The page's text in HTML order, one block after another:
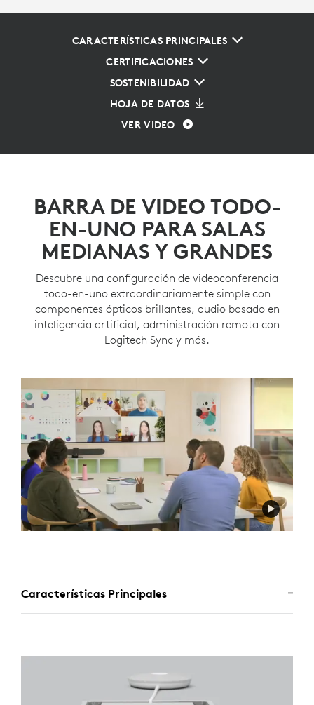
CARACTERÍSTICAS PRINCIPALES
CERTIFICACIONES
SOSTENIBILIDAD
HOJA DE DATOS
VER VIDEO
BARRA DE VIDEO TODO-
EN-UNO PARA SALAS
MEDIANAS Y GRANDES
Descubre una configuración de videoconferencia
todo-en-uno extraordinariamente simple con
componentes ópticos brillantes, audio basado en
inteligencia artificial, administración remota con
Logitech Sync y más.
Características Principales